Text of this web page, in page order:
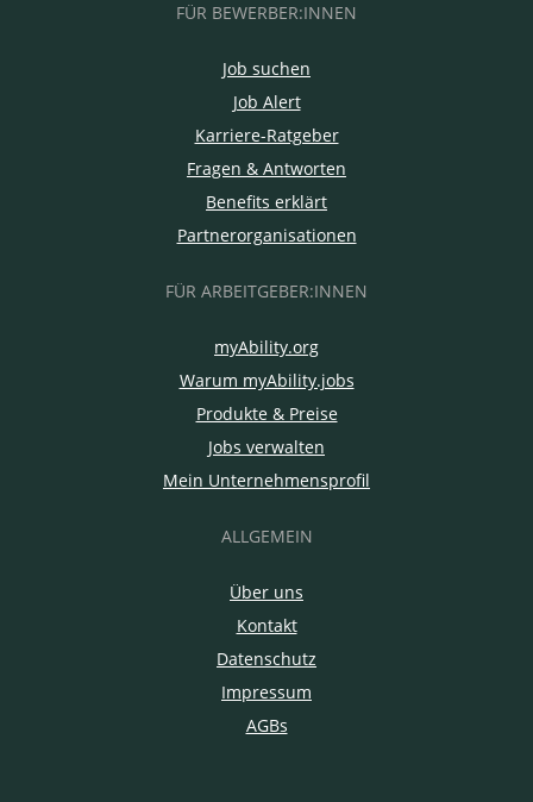
FÜR BEWERBER:INNEN
Job suchen
Job Alert
Karriere-Ratgeber
Fragen & Antworten
Benefits erklärt
Partnerorganisationen
FÜR ARBEITGEBER:INNEN
myAbility.org
Warum myAbility.jobs
Produkte & Preise
Jobs verwalten
Mein Unternehmensprofil
ALLGEMEIN
Über uns
Kontakt
Datenschutz
Impressum
AGBs